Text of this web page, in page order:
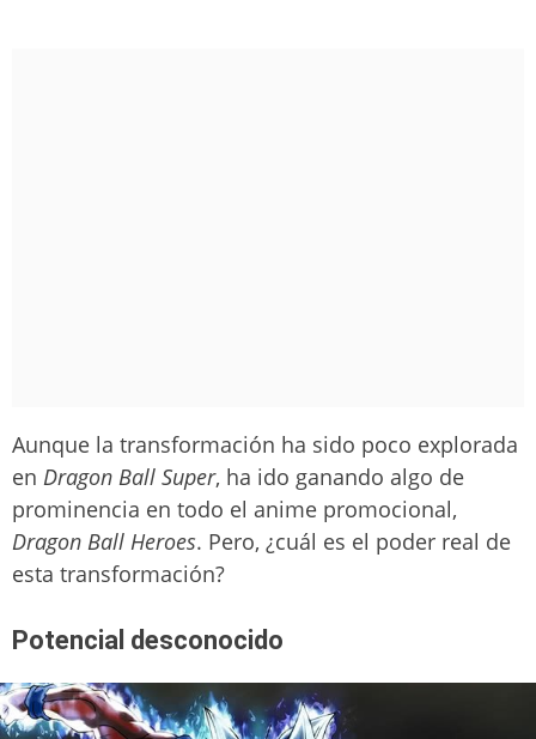
Aunque la transformación ha sido poco explorada
en Dragon Ball Super, ha ido ganando algo de
prominencia en todo el anime promocional,
Dragon Ball Heroes. Pero, ¿cuál es el poder real de
esta transformación?
Potencial desconocido